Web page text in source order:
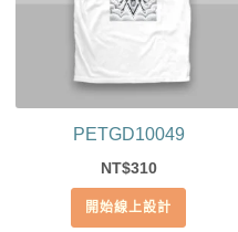
PETGD10049
NT$310
開始線上設計